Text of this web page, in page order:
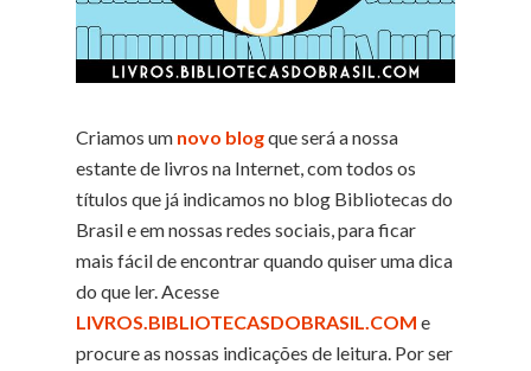
Criamos um novo blogque será a nossa
estante de livros na Internet, com todos os
títulos que já indicamos no blog Bibliotecas do
Brasil e em nossas redes sociais, para ficar
mais fácil de encontrar quando quiser uma dica
do que ler. Acesse
LIVROS.BIBLIOTECASDOBRASIL.COM e
procure as nossas indicações de leitura. Por ser